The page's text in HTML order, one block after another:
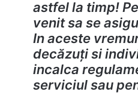
astfel la timp!
venit sa se
In aceste
decăzuți si
incalca
serviciul sau